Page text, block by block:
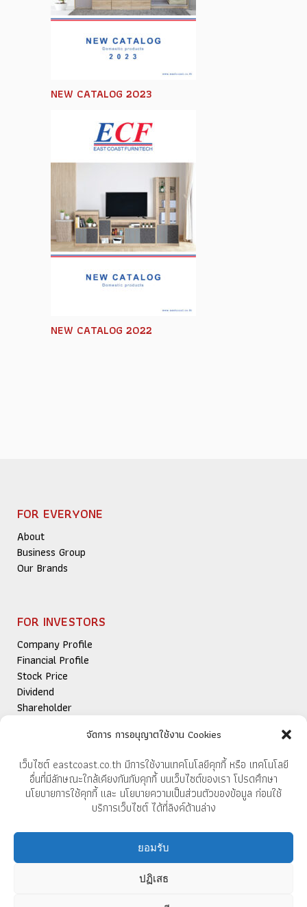
จัดการ การอนุญาตใช้งาน Cookies
เว็บไซต์ eastcoast.co.th มีการใช้งานเทคโนโลยีคุกกี้ หรือ เทคโนโลยี
อื่นที่มีลักษณะใกล้เคียงกันกับคุกกี้ บนเว็บไซต์ของเรา โปรดศึกษา
นโยบายการใช้คุกกี้ และ นโยบายความเป็นส่วนตัวของข้อมูล ก่อนใช้
บริการเว็บไซต์ ได้ที่ลิงค์ด้านล่าง
ยอมรับ
ปฏิเสธ
NEW CATALOG 2023
NEW CATALOG 2022
FOR EVERYONE
About
Business Group
Our Brands
FOR INVESTORS
Company Profile
Financial Profile
Stock Price
Dividend
Shareholder
IR Contact
FOR EXPORTS
EAST COAST FURNITECH PCL
37/9 Moo 10, Banbung-Klaeng Rd.,